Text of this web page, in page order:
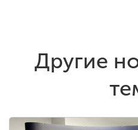
Другие